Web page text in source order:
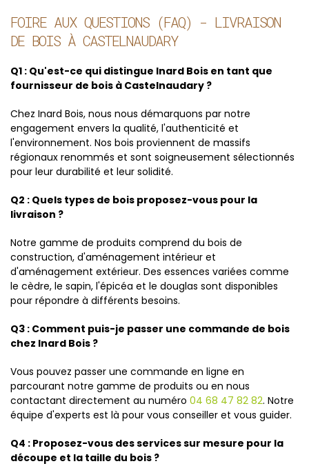
FOIRE AUX QUESTIONS (FAQ) - LIVRAISON
DE BOIS À CASTELNAUDARY
Q1 : Qu'est-ce qui distingue Inard Bois en tant que
fournisseur de bois à Castelnaudary ?
Chez Inard Bois, nous nous démarquons par notre
engagement envers la qualité, l'authenticité et
l'environnement. Nos bois proviennent de massifs
régionaux renommés et sont soigneusement sélectionnés
pour leur durabilité et leur solidité.
Q2 : Quels types de bois proposez-vous pour la
livraison ?
Notre gamme de produits comprend du bois de
construction, d'aménagement intérieur et
d'aménagement extérieur. Des essences variées comme
le cèdre, le sapin, l'épicéa et le douglas sont disponibles
pour répondre à différents besoins.
Q3 : Comment puis-je passer une commande de bois
chez Inard Bois ?
Vous pouvez passer une commande en ligne en
parcourant notre gamme de produits ou en nous
contactant directement au numéro 04 68 47 82 82. Notre
équipe d'experts est là pour vous conseiller et vous guider.
Q4 : Proposez-vous des services sur mesure pour la
découpe et la taille du bois ?